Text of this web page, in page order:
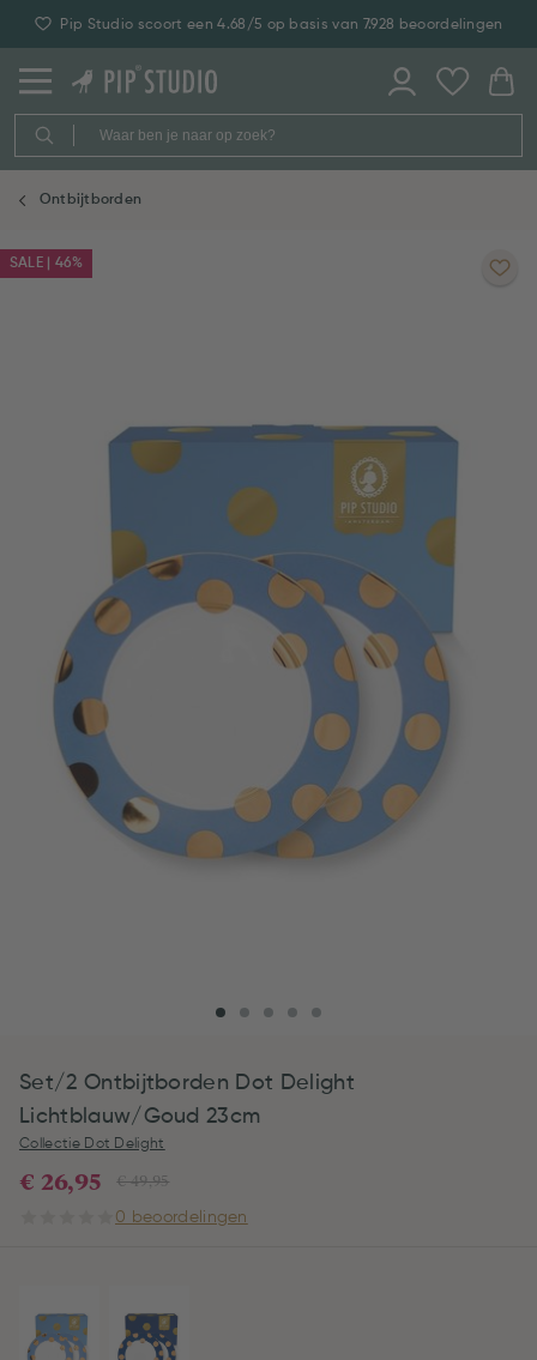
Pip Studio scoort een 4.68/5 op basis van 7.928 beoordelingen
Ontbijtborden
SALE | 46%
Set/2 Ontbijtborden Dot Delight
Lichtblauw/Goud 23cm
Collectie Dot Delight
€ 49,95
€ 26,95
0 beoordelingen